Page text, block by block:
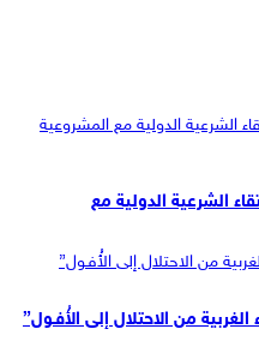
ل “2797 ” أو التقاء الشرعية الدولية مع
من الاحتلال إلى الأُفـول”